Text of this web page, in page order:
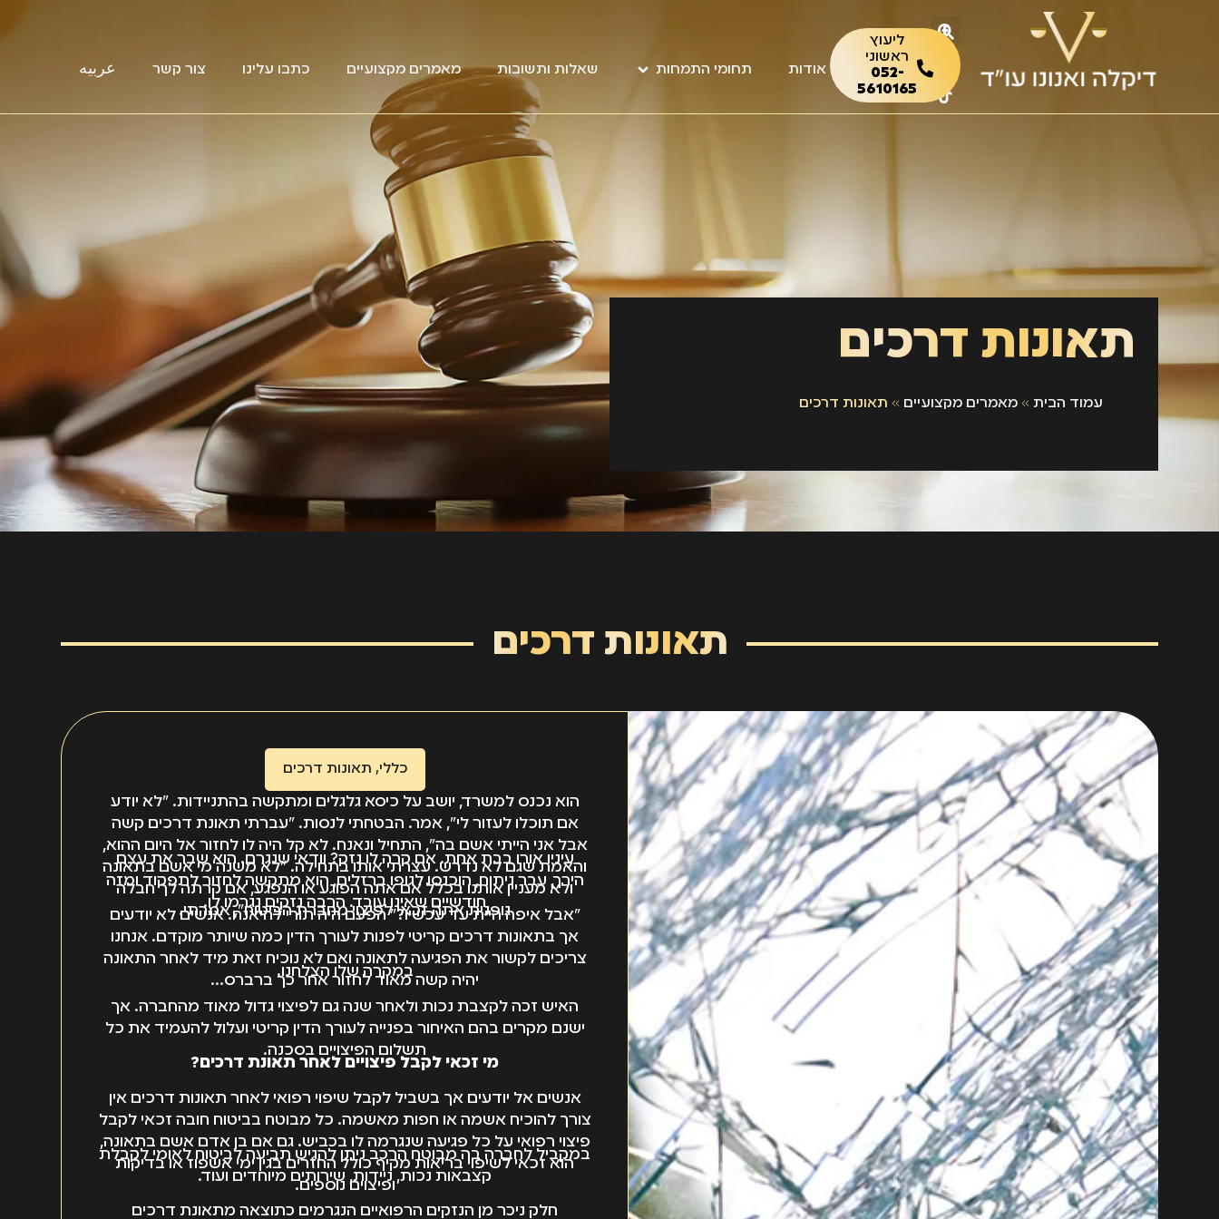
ליעוץ
ראשוני
052-
5610165
אודות תחומי התמחות שאלות ותשובות מאמרים מקצועיים כתבו עלינו צור קשר عربيه
תאונות דרכים
עמוד הבית» מאמרים מקצועיים » תאונות דרכים
תאונות דרכים
כללי, תאונות דרכים
הוא נכנס למשרד, יושב על כיסא גלגלים ומתקשה בהתניידות. "לא יודע
אם תוכלו לעזור לי", אמר. הבטחתי לנסות. "עברתי תאונת דרכים קשה
אבל אני הייתי אשם בה", התחיל ונאנח. לא קל היה לו לחזור אל היום ההוא,
והאמת שגם לא נדרש. עצרתי אותו בתחילה. "לא משנה מי אשם בתאונה
ולא מעניין אותנו בכלל אם אתה הפוגע או הנפגע, אם קרתה לך חבלה
גופנית אתה זכאי לפיצוי מחברת הביטוח", אמרתי.
עיניו אורו בבת אחת. אם קרה לו נזק? וודאי שנגרם. הוא שבר את עצם
הירך, עבר ניתוח, הוכנסו לגופו ברזלים, הוא מתקשה לחזור לתפקוד ומזה
חודשיים שאינו עובד. הרבה נזקים נגרמו לו.
"אבל איפה היית עד עכשיו?" הפעם היה תורי להיאנח. אנשים לא יודעים
אך בתאונות דרכים קריטי לפנות לעורך הדין כמה שיותר מוקדם. אנחנו
צריכים לקשור את הפגיעה לתאונה ואם לא נוכיח זאת מיד לאחר התאונה
יהיה קשה מאוד לחזור אחר כך ברברס…
במקרה שלו הצלחנו.
האיש זכה לקצבת נכות ולאחר שנה גם לפיצוי גדול מאוד מהחברה. אך
ישנם מקרים בהם האיחור בפנייה לעורך הדין קריטי ועלול להעמיד את כל
תשלום הפיצויים בסכנה.
מי זכאי לקבל פיצויים לאחר תאונת דרכים?
אנשים אל יודעים אך בשביל לקבל שיפוי רפואי לאחר תאונות דרכים אין
צורך להוכיח אשמה או חפות מאשמה. כל מבוטח בביטוח חובה זכאי לקבל
פיצוי רפואי על כל פגיעה שנגרמה לו בכביש. גם אם בן אדם אשם בתאונה,
הוא זכאי לשיפוי בריאות מקיף כולל החזרים בגין ימי אשפוז או בדיקות
ופיצוים נוספים.
במקביל לחברה בה מבוטח הרכב ניתן להגיש תביעה לביטוח לאומי לקבלת
קצבאות נכות, ניידות, שירותים מיוחדים ועוד.
חלק ניכר מן הנזקים הרפואיים הנגרמים כתוצאה מתאונת דרכים